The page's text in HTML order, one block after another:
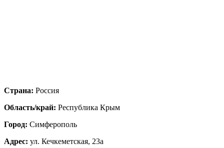
Страна: Россия
Область/край: Республика Крым
Город: Симферополь
Адрес: ул. Кечкеметская, 23а